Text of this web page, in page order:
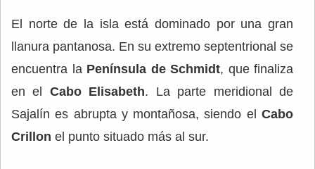
El norte de la isla está dominado por una gran
llanura pantanosa. En su extremo septentrional se
encuentra la Península de Schmidt, que finaliza
en el Cabo Elisabeth. La parte meridional de
Sajalín es abrupta y montañosa, siendo el Cabo
Crillon el punto situado más al sur.